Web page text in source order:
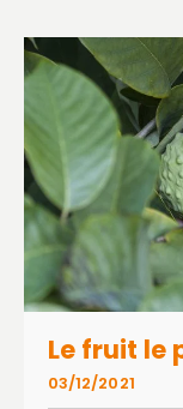
Le fruit le
03/12/2021